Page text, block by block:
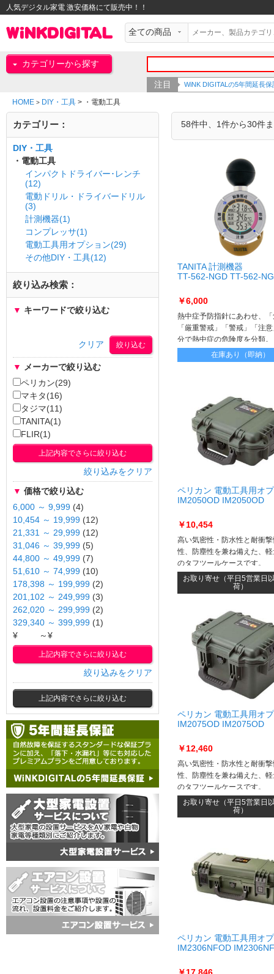
人気デジタル家電 激安価格にて販売中！！
カテゴリーから探す
注目WiNK DIGITALの5年間延長保証を
HOME > DIY・工具 > ・電動工具
58件中、1件から30件
TANITA 計測機器
TT-562-NGD TT-562-
￥6,000
熱中症予防指針にあわせ、
「厳重警戒」「警戒」「注
分で熱中症の危険度を分類
に合わせて異なる警告アラ
らせします
在庫あり（即納）
ペリカン 電動工具用オ
IM2050OD IM2050OD
￥10,454
高い気密性・防水性と耐衝
性、防塵性を兼ね備えた、
のタフツールケースです。
お取り寄せ（平日5営業日
荷）
ペリカン 電動工具用オ
IM2075OD IM2075OD
￥12,460
高い気密性・防水性と耐衝
性、防塵性を兼ね備えた、
のタフツールケースです。
お取り寄せ（平日5営業日
荷）
ペリカン 電動工具用オ
IM2306NFOD
カテゴリー：
DIY・工具
・電動工具
インパクトドライバー･レンチ
(12)
電動ドリル・ドライバードリル
(3)
計測機器(1)
コンプレッサ(1)
電動工具用オプション(29)
その他DIY・工具(12)
絞り込み検索：
▼ キーワードで絞り込む
クリア
▼ メーカーで絞り込む
ペリカン(29)
マキタ(16)
タジマ(11)
TANITA(1)
FLIR(1)
上記内容でさらに絞り込む
絞り込みをクリア
▼ 価格で絞り込む
6,000 ～ 9,999 (4)
10,454 ～ 19,999 (12)
21,331 ～ 29,999 (12)
31,046 ～ 39,999 (5)
44,800 ～ 49,999 (7)
51,610 ～ 74,999 (10)
178,398 ～ 199,999 (2)
201,102 ～ 249,999 (3)
262,020 ～ 299,999 (2)
329,340 ～ 399,999 (1)
¥
～¥
上記内容でさらに絞り込む
絞り込みをクリア
上記内容でさらに絞り込む